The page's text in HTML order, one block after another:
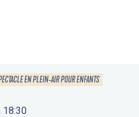
EN PLEIN-AIR POUR ENFANTS
18:30